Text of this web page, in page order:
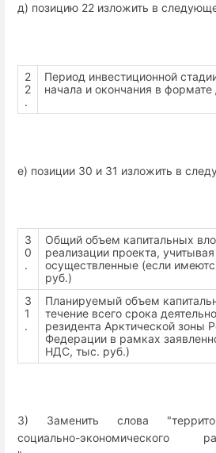
д) позицию 22 изложить в
2
2
.
Период инвестиционной
начала и окончания в
е) позиции 30 и 31 изложить в
3
0
.
Общий объем капитальных
реализации проекта,
осуществленные (если
руб.)
3
1
.
Планируемый объем
течение всего срока
резидента Арктической зоны
Федерации в рамках
НДС, тыс. руб.)
3) Заменить слова
социально-экономического